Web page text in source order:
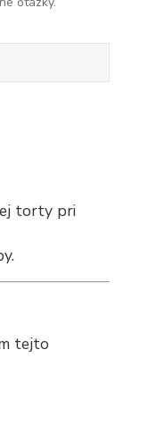
torty pri
tejto